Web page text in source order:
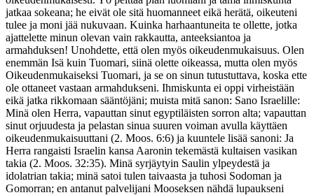
jatkaa sokeana; he eivät ole sitä huomanneet eikä herätä, oikeuteni
tulee ja moni jää nukuvaan. Kuinka harhaantuneita te ollette, jotka
ajattelette minun olevan vain rakkautta, anteeksiantoa ja
armahduksen! Unohdette, että olen myös oikeudenmukaisuus. Olen
enemmän Isä kuin Tuomari, siinä olette oikeassa, mutta olen myös
Oikeudenmukaiseksi Tuomari, ja se on sinun tutustuttava, koska ette
ole ottaneet vastaan armahdukseni. Ihmiskunta ei oppi virheistään
eikä jatka rikkomaan sääntöjäni; muista mitä sanon: Sano Israelille:
Minä olen Herra, vapauttan sinut egyptiläisten sorron alta; vapauttan
sinut orjuudesta ja pelastan sinua suuren voiman avulla käyttäen
oikeudenmukaisuuttani (2. Moos. 6:6) ja kuuntele lisää sanoni: Ja
Herra rangaisti Israelin kansa Aaronin tekemästä kultaisen vasikan
takia (2. Moos. 32:35). Minä syrjäytyin Saulin ylpeydestä ja
idolatrian takia; minä satoi tulen taivaasta ja tuhosi Sodoman ja
Gomorran; en antanut palvelijani Mooseksen nähdä lupaukseni